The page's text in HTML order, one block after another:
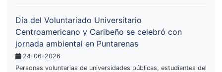
Día del Voluntariado Universitario
Centroamericano y Caribeño se celebró con
jornada ambiental en Puntarenas
24-06-2026
Personas voluntarias de universidades públicas, estudiantes del